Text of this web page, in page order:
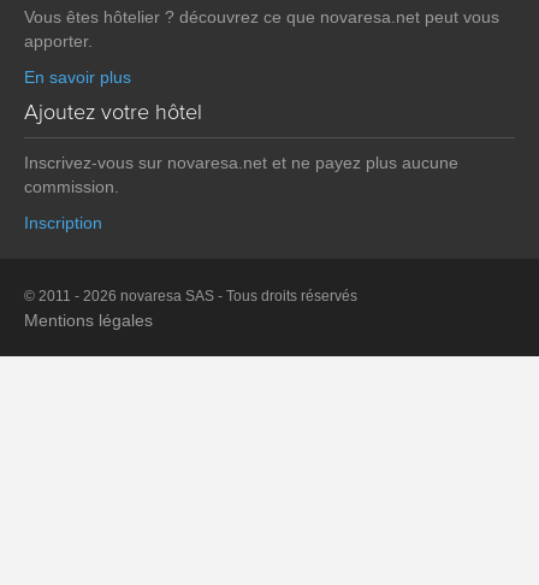
Vous êtes hôtelier ? découvrez ce que novaresa.net peut vous
apporter.
En savoir plus
Ajoutez votre hôtel
Inscrivez-vous sur novaresa.net et ne payez plus aucune
commission.
Inscription
© 2011 - 2026 novaresa SAS - Tous droits réservés
Mentions légales